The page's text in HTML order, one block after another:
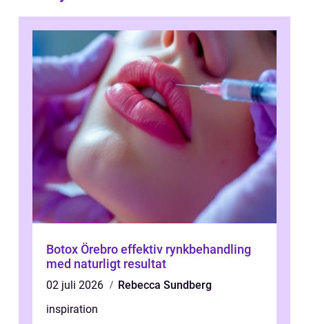
Botox Örebro effektiv rynkbehandling
med naturligt resultat
02 juli 2026
Rebecca Sundberg
inspiration